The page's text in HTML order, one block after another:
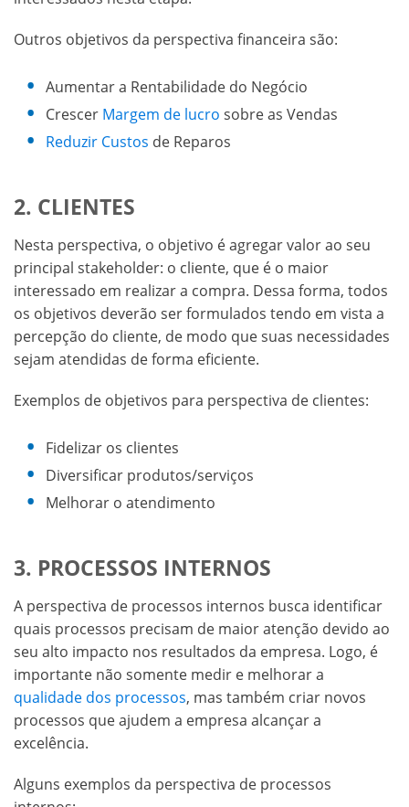
Outros objetivos da perspectiva financeira são:
Aumentar a Rentabilidade do Negócio
Crescer Margem de lucro sobre as Vendas
Reduzir Custos de Reparos
2. CLIENTES
Nesta perspectiva, o objetivo é agregar valor ao seu
principal stakeholder: o cliente, que é o maior
interessado em realizar a compra. Dessa forma, todos
os objetivos deverão ser formulados tendo em vista a
percepção do cliente, de modo que suas necessidades
sejam atendidas de forma eficiente.
Exemplos de objetivos para perspectiva de clientes:
Fidelizar os clientes
Diversificar produtos/serviços
Melhorar o atendimento
3. PROCESSOS INTERNOS
A perspectiva de processos internos busca identificar
quais processos precisam de maior atenção devido ao
seu alto impacto nos resultados da empresa. Logo, é
importante não somente medir e melhorar a
qualidade dos processos, mas também criar novos
processos que ajudem a empresa alcançar a
excelência.
Alguns exemplos da perspectiva de processos